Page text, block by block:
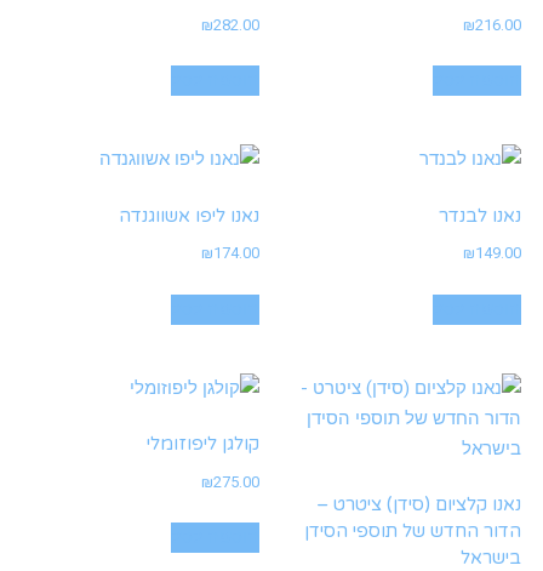
₪216.00
₪282.00
נאנו לבנדר
₪149.00
נאנו ליפו אשווגנדה
₪174.00
נאנו קלציום (סידן) ציטרט –
הדור החדש של תוספי הסידן
בישראל
קולגן ליפוזומלי
₪275.00